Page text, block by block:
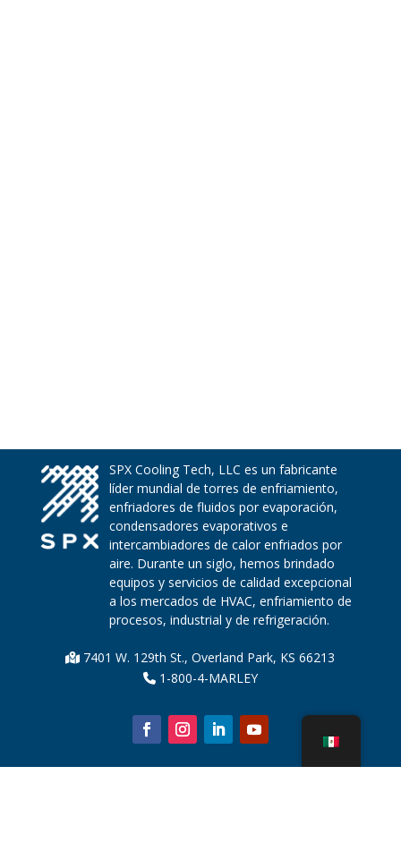
SPX Cooling Tech, LLC es un fabricante
líder mundial de torres de enfriamiento,
enfriadores de fluidos por evaporación,
condensadores evaporativos e
intercambiadores de calor enfriados por
aire. Durante un siglo, hemos brindado
equipos y servicios de calidad excepcional
a los mercados de HVAC, enfriamiento de
procesos, industrial y de refrigeración.
7401 W. 129th St., Overland Park, KS 66213
1-800-4-MARLEY